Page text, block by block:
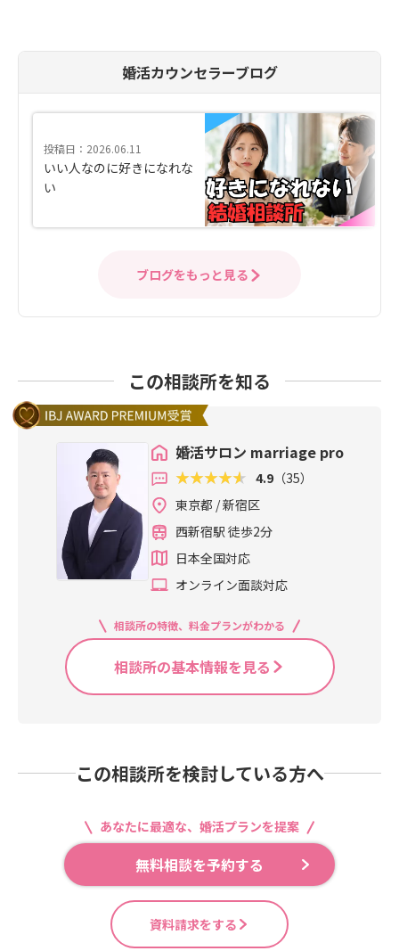
婚活カウンセラーブログ
投稿日：2026.06.11
いい人なのに好きになれな
い
ブログをもっと見る
この相談所を知る
婚活サロン marriage pro
4.9（35）
東京都 / 新宿区
西新宿駅 徒歩2分
日本全国対応
オンライン面談対応
相談所の特徴、料金プランがわかる
相談所の基本情報を見る
この相談所を検討している方へ
あなたに最適な、婚活プランを提案
無料相談を予約する
資料請求をする